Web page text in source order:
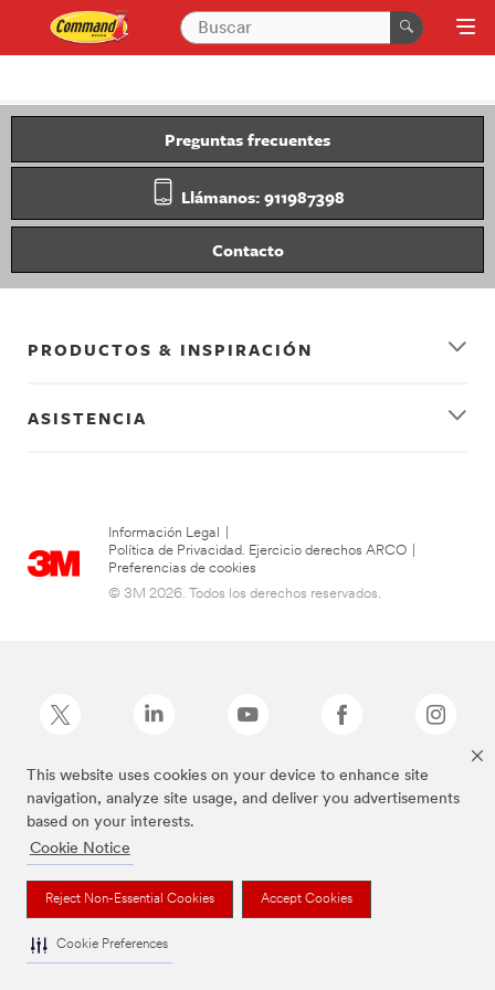
This website uses cookies on your device to enhance site
navigation, analyze site usage, and deliver you advertisements
based on your interests.
Cookie Notice
Reject Non-Essential Cookies Accept Cookies
Cookie Preferences
Preguntas frecuentes
Llámanos: 911987398
Contacto
PRODUCTOS & INSPIRACIÓN
ASISTENCIA
Información Legal
Política de Privacidad. Ejercicio derechos ARCO
Preferencias de cookies
© 3M 2026. Todos los derechos reservados.
La marca Command es una marca comercial de 3M.